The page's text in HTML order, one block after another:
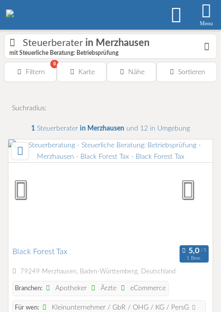
Menu
Steuerberater in Merzhausen
mit Steuerliche Beratung: Betriebsprüfung
Filtern
0
Karte Nähe Sortieren
Suchradius:
1 Steuerberater in Merzhausen und 12 in Umgebung
Black Forest Tax
1 Bew.
79249 Merzhausen, Baden-Württemberg, Deutschland
Branchen: Apotheker Ärzte eCommerce
Für wen:
Kleinunternehmer / GbR / OHG / KG / PersG